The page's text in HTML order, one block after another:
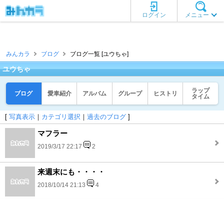
メニュー
ログイン
みんカラ ブログ ブログ一覧 [ユウちゃ]
ユウちゃ
ブログ 愛車紹介 アルバム グループ ヒストリ
ラップ
タイム
[ 写真表示 ｜ カテゴリ選択 ｜ 過去のブログ ]
マフラー
2019/3/17 22:17 2
来週末にも・・・・
2018/10/14 21:13 4